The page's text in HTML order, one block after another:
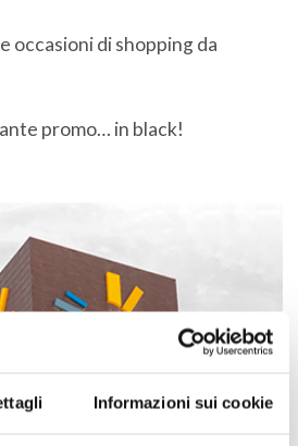
Informazioni sui cookie
occasioni di shopping da
promo… in black!